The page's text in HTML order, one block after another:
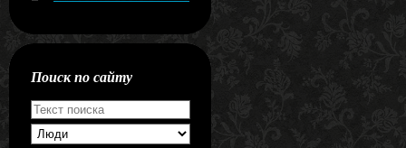
Поиск по сайту